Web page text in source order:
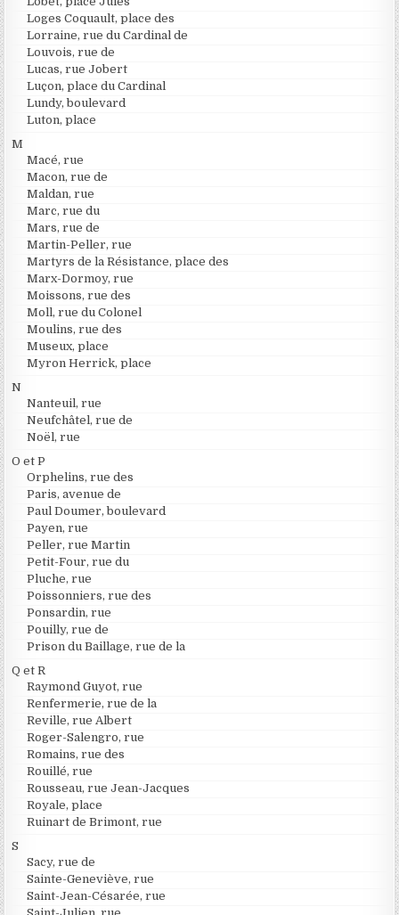
Loges Coquault, place des
Lorraine, rue du Cardinal de
Louvois, rue de
Lucas, rue Jobert
Luçon, place du Cardinal
Lundy, boulevard
Luton, place
M
Macé, rue
Macon, rue de
Maldan, rue
Marc, rue du
Mars, rue de
Martin-Peller, rue
Martyrs de la Résistance, place des
Marx-Dormoy, rue
Moissons, rue des
Moll, rue du Colonel
Moulins, rue des
Museux, place
Myron Herrick, place
N
Nanteuil, rue
Neufchâtel, rue de
Noël, rue
O et P
Orphelins, rue des
Paris, avenue de
Paul Doumer, boulevard
Payen, rue
Peller, rue Martin
Petit-Four, rue du
Pluche, rue
Poissonniers, rue des
Ponsardin, rue
Pouilly, rue de
Prison du Baillage, rue de la
Q et R
Raymond Guyot, rue
Renfermerie, rue de la
Reville, rue Albert
Roger-Salengro, rue
Romains, rue des
Rouillé, rue
Rousseau, rue Jean-Jacques
Royale, place
Ruinart de Brimont, rue
S
Sacy, rue de
Sainte-Geneviève, rue
Saint-Jean-Césarée, rue